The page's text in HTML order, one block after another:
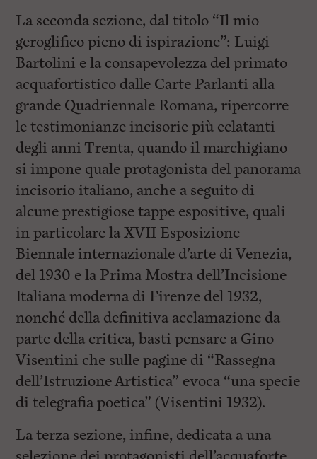
La seconda sezione, dal titolo “Il mio
geroglifico pieno di ispirazione”: Luigi
Bartolini e la consapevolezza del primato
acquafortistico dalle Carte Parlanti alla
grande Quadriennale Romana, ripercorre
le testimonianze incisorie più eclatanti
degli anni Trenta, quando il marchigiano
si impone quale protagonista del panorama
incisorio italiano, anche a seguito di
alcune prestigiose tappe espositive, quali
in particolare la XVII Esposizione
Biennale internazionale d’arte di Venezia,
del 1930 e la Prima Mostra dell’Incisione
Italiana moderna di Firenze del 1932,
nonché della definitiva acclamazione da
parte della critica, basti pensare a Gino
Visentini che sulle pagine di “Rassegna
dell’Istruzione Artistica” evoca “una specie
di telegrafia poetica” (Visentini 1932).
La terza sezione, infine, dedicata a una